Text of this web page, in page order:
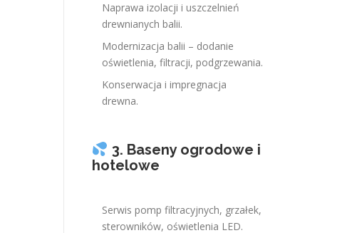
Naprawa izolacji i uszczelnień
drewnianych balii.
Modernizacja balii – dodanie
oświetlenia, filtracji, podgrzewania.
Konserwacja i impregnacja
drewna.
3. Baseny ogrodowe i
hotelowe
Serwis pomp filtracyjnych, grzałek,
sterowników, oświetlenia LED.